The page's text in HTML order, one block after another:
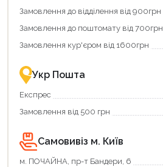
переваги!
картою
єКнига
–
зручно
та
Замовлення до відділення від 900грн
Замовлення до поштомату від 700грн
Замовлення кур'єром від 1600грн
Укр Пошта
Експрес
Замовлення від 500 грн
Самовивіз м. Київ
м. ПОЧАЙНА, пр-т Бандери, 6